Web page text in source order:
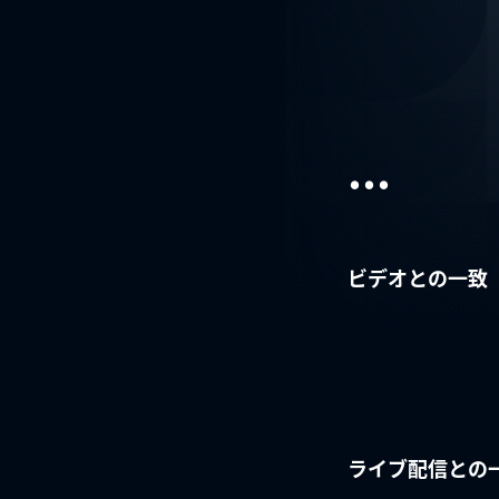
...
ビデオとの一致
ライブ配信との